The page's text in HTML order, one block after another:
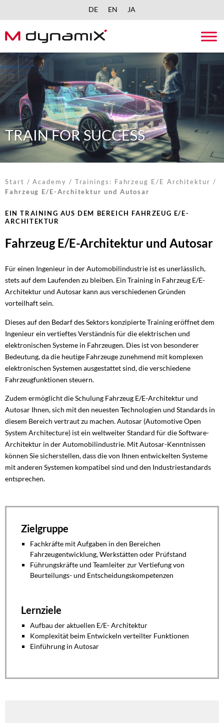
DE EN
JA
TRAIN FOR SUCCESS
Start /Academy / Trainings: Fahrzeug E/E Architektur /
Fahrzeug E/E-Architektur und Autosar
EIN TRAINING AUS DEM BEREICH FAHRZEUG E/E-
ARCHITEKTUR
Fahrzeug E/E-Architektur und Autosar
Für einen Ingenieur in der Automobilindustrie ist es unerlässlich,
stets auf dem Laufenden zu bleiben. Ein Training in Fahrzeug E/E-
Architektur und Autosar kann aus verschiedenen Gründen
vorteilhaft sein.
Dieses auf den Bedarf des Sektors konzipierte Training eröffnet dem
Ingenieur ein vertieftes Verständnis für die elektrischen und
elektronischen Systeme in Fahrzeugen. Dies ist von besonderer
Bedeutung, da die heutige Fahrzeuge zunehmend mit komplexen
elektronischen Systemen ausgestattet sind, die verschiedene
Fahrzeugfunktionen steuern.
Zudem ermöglicht die Schulung Fahrzeug E/E-Architektur und
Autosar Ihnen, sich mit den neuesten Technologien und Standards in
diesem Bereich vertraut zu machen. Autosar (Automotive Open
System Architecture) ist ein weltweiter Standard für die Software-
Architektur in der Automobilindustrie. Mit Autosar-Kenntnissen
können Sie sicherstellen, dass die von Ihnen entwickelten Systeme
mit anderen Systemen kompatibel sind und den Industriestandards
entsprechen.
Zielgruppe
Fachkräfte mit Aufgaben in den Bereichen
Fahrzeugentwicklung, Werkstätten oder Prüfstand
Führungskräfte und Teamleiter zur Vertiefung von
Beurteilungs- und Entscheidungskompetenzen
Lernziele
Aufbau der aktuellen E/E- Architektur
Komplexität beim Entwickeln verteilter Funktionen
Einführung in Autosar